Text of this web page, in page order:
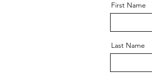
First Name
Last Name